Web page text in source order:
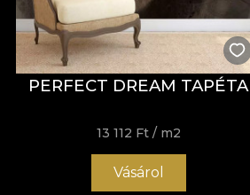
PERFECT DREAM TAPÉTA
13 112 Ft / m2
Vásárol